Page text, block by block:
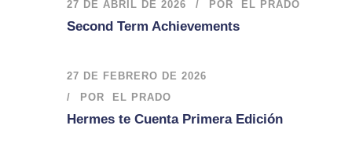
27 DE ABRIL DE 2026 POR EL PRADO
Second Term Achievements
27 DE FEBRERO DE 2026
POR
EL PRADO
Hermes te Cuenta Primera Edición